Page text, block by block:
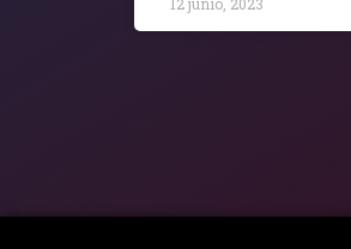
12 junio, 2023